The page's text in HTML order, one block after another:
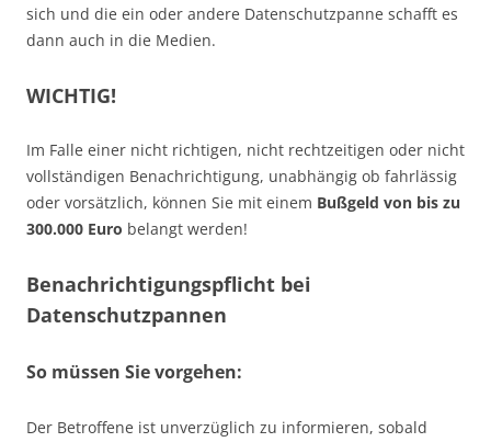
sich und die ein oder andere Datenschutzpanne schafft es
dann auch in die Medien.
WICHTIG!
Im Falle einer nicht richtigen, nicht rechtzeitigen oder nicht
vollständigen Benachrichtigung, unabhängig ob fahrlässig
oder vorsätzlich, können Sie mit einem Bußgeld von bis zu
300.000 Euro belangt werden!
Benachrichtigungspflicht bei
Datenschutzpannen
So müssen Sie vorgehen:
Der Betroffene ist unverzüglich zu informieren, sobald